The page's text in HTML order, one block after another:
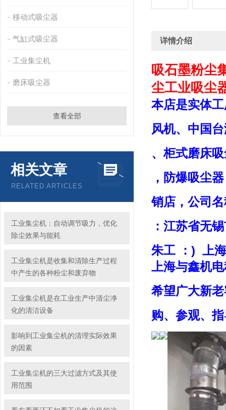
移动式吸尘器
气缸式吸尘器
工业集尘机
磨床吸尘器
查看全部
相关文章
RELATED ARTICLES
工业集尘机：自动调节吸力，优化
除尘效果与能耗
工业集尘机是收集和清除生产过程
中产生的各种粉尘和废弃物
工业集尘机是在工业生产中清尘净
化的清洁设备
影响到工业集尘机的清理实际效果
的因素
工业集尘机的三大过滤方式及其使
用范围
详情介绍
吸石墨粉尘
尘工业吸尘
本店是实体
风机、中国
、柜式磨床
，防爆吸尘
销店，公司
：江苏省无
朱工 ：) 上
上海与鑫机
希望广大新
购、参观、